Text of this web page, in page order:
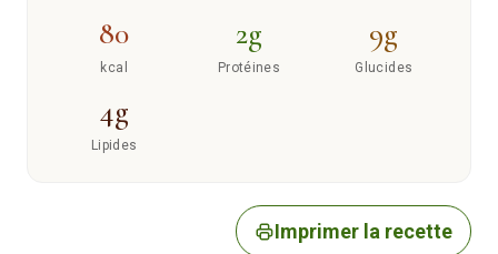
80
kcal
2g
Protéines
9g
Glucides
4g
Lipides
Imprimer la recette